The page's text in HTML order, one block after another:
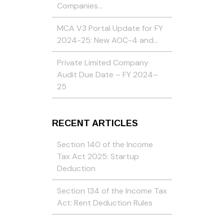
Companies…
MCA V3 Portal Update for FY
2024-25: New AOC-4 and…
Private Limited Company
Audit Due Date – FY 2024–
25
RECENT ARTICLES
Section 140 of the Income
Tax Act 2025: Startup
Deduction
Section 134 of the Income Tax
Act: Rent Deduction Rules